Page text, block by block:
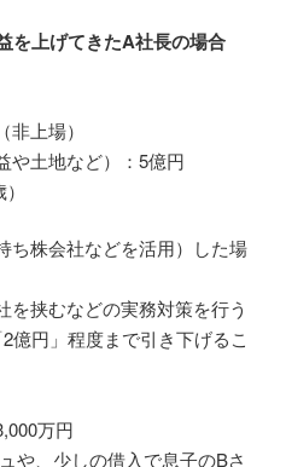
を上げてきたA社長の場合
上場）
や土地など）：5億円
ち株会社などを活用）した場
を挟むなどの実務対策を行う
億円」程度まで引き下げるこ
万円
や、少しの借入で息子のBさ